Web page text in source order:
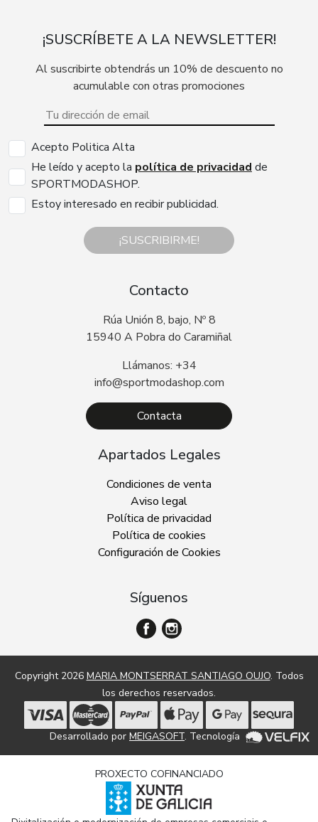
¡SUSCRÍBETE A LA NEWSLETTER!
Al suscribirte obtendrás un 10% de descuento no
acumulable con otras promociones
Acepto Politica Alta
He leído y acepto la política de privacidad de
SPORTMODASHOP.
Estoy interesado en recibir publicidad.
¡SUSCRIBIRME!
Contacto
Rúa Unión 8, bajo, Nº 8
15940 A Pobra do Caramiñal
Llámanos: +34
info@sportmodashop.com
Contacta
Apartados Legales
Condiciones de venta
Aviso legal
Política de privacidad
Política de cookies
Configuración de Cookies
Síguenos
Copyright 2026 MARIA MONTSERRAT SANTIAGO OUJO. Todos
los derechos reservados.
Desarrollado por MEIGASOFT. Tecnología
PROXECTO COFINANCIADO